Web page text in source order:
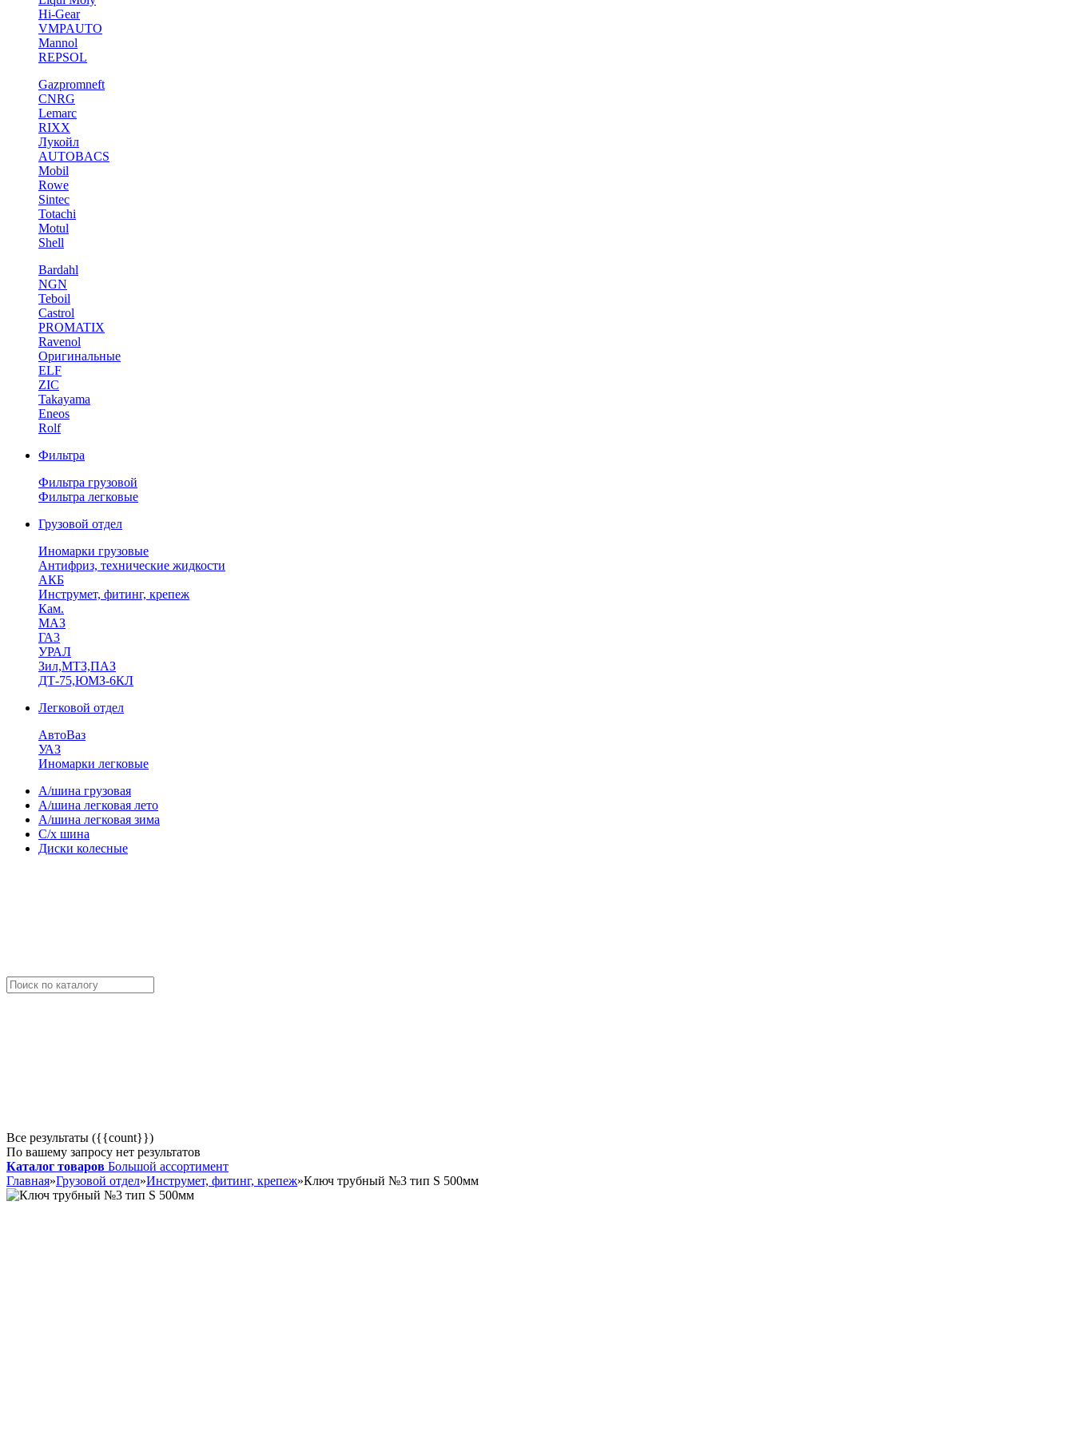
Hi-Gear
VMPAUTO
Mannol
REPSOL
Gazpromneft
CNRG
Lemarc
RIXX
Лукойл
AUTOBACS
Mobil
Rowe
Sintec
Totachi
Motul
Shell
Bardahl
NGN
Teboil
Castrol
PROMATIX
Ravenol
Оригинальные
ELF
ZIC
Takayama
Eneos
Rolf
Фильтра
Фильтра грузовой
Фильтра легковые
Грузовой отдел
Иномарки грузовые
Антифриз, технические жидкости
АКБ
Инструмет, фитинг, крепеж
Кам.
МАЗ
ГА3
УРАЛ
Зил,МТЗ,ПАЗ
ДТ-75,ЮМЗ-6КЛ
Легковой отдел
АвтоВаз
УАЗ
Иномарки легковые
А/шина грузовая
А/шина легковая лето
А/шина легковая зима
С/х шина
Диски колесные
Все результаты ({{count}})
По вашему запросу нет результатов
Каталог товаров Большой ассортимент
Главная»Грузовой отдел»Инструмет, фитинг, крепеж»Ключ трубный №3 тип S 500мм